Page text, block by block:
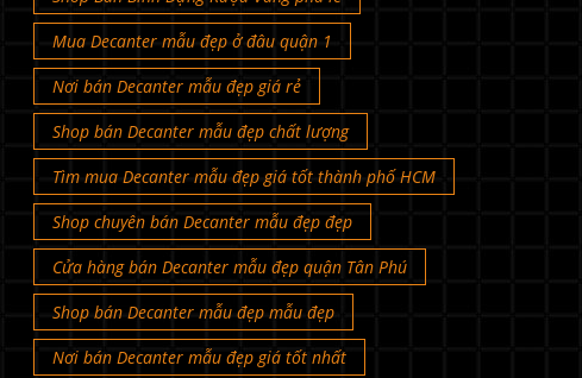
Mua Decanter mẫu đẹp ở đâu quận 1
Nơi bán Decanter mẫu đẹp giá rẻ
Shop bán Decanter mẫu đẹp chất lượng
Tìm mua Decanter mẫu đẹp giá tốt thành phố HCM
Shop chuyên bán Decanter mẫu đẹp đẹp
Cửa hàng bán Decanter mẫu đẹp quận Tân Phú
Shop bán Decanter mẫu đẹp mẫu đẹp
Nơi bán Decanter mẫu đẹp giá tốt nhất